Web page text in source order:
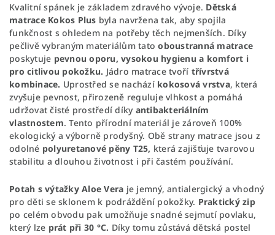
Kvalitní spánek je základem zdravého vývoje. Dětská
matrace Kokos Plus byla navržena tak, aby spojila
funkčnost s ohledem na potřeby těch nejmenších. Díky
pečlivě vybraným materiálům tatooboustranná matrace
poskytuje pevnou oporu, vysokou hygienu a komfort i
pro citlivou pokožku. Jádro matrace tvoří třívrstvá
kombinace. Uprostřed se nachází kokosová vrstva, která
zvyšuje pevnost, přirozeně reguluje vlhkost a pomáhá
udržovat čisté prostředí díky antibakteriálním
vlastnostem. Tento přírodní materiál je zároveň 100%
ekologický a výborně prodyšný. Obě strany matrace jsou z
odolné polyuretanové pěny T25, která zajišťuje tvarovou
stabilitu a dlouhou životnost i při častém používání.
Potah s výtažky Aloe Vera je jemný, antialergický a vhodný
pro děti se sklonem k podráždění pokožky. Praktický zip
po celém obvodu pak umožňuje snadné sejmutí povlaku,
který lze prát při 30 °C. Díky tomu zůstává dětská postel